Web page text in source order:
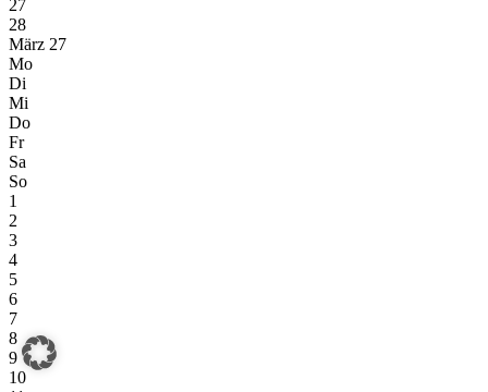
27
28
März 27
Mo
Di
Mi
Do
Fr
Sa
So
1
2
3
4
5
6
7
8
9
10